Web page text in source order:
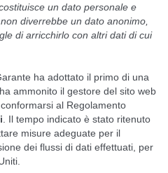
un dato personale e
diverrebbe un dato anonimo,
di arricchirlo con altri dati di cui
ha adottato il primo di una
ha ammonito il gestore del sito web
al Regolamento
. Il tempo indicato è stato ritenuto
misure adeguate per il
dei flussi di dati effettuati, per